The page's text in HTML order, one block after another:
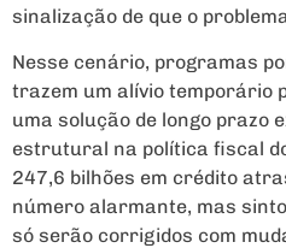
sinalização de que o
Nesse cenário, programas
trazem um alívio temporário
uma solução de longo prazo
estrutural na política fiscal
247,6 bilhões em crédito
número alarmante, mas
só serão corrigidos com